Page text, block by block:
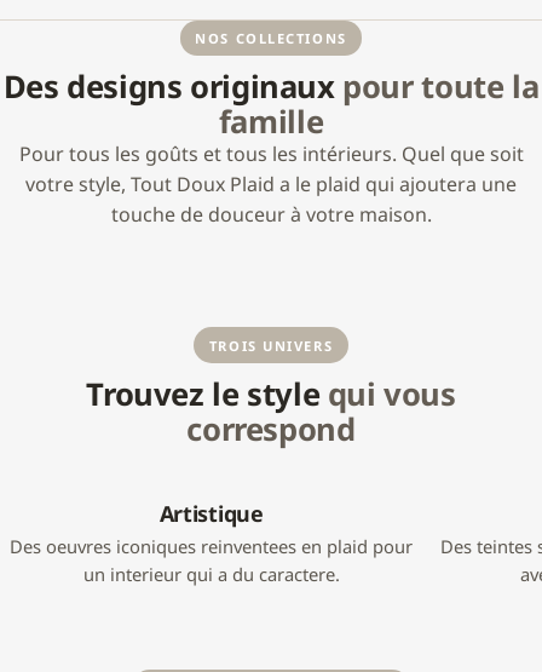
NOS COLLECTIONS
Des designs originaux pour toute la
famille
Pour tous les goûts et tous les intérieurs. Quel que soit
votre style, Tout Doux Plaid a le plaid qui ajoutera une
touche de douceur à votre maison.
Voir la collection →
Voir la collection →
TROIS UNIVERS
Trouvez le style qui vous
correspond
Artistique
Des oeuvres iconiques reinventees en plaid pour
un interieur qui a du caractere.
Des teintes